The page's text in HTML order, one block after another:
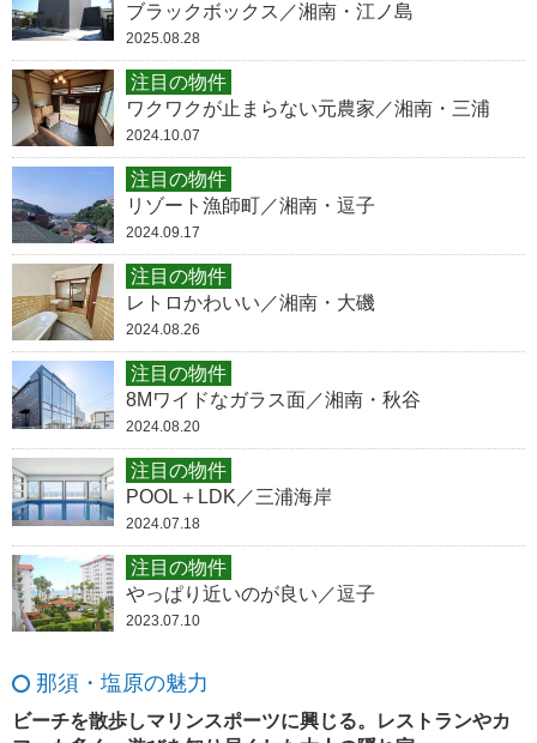
ブラックボックス／湘南・江ノ島
2025.08.28
注目の物件
ワクワクが止まらない元農家／湘南・三浦
2024.10.07
注目の物件
リゾート漁師町／湘南・逗子
2024.09.17
注目の物件
レトロかわいい／湘南・大磯
2024.08.26
注目の物件
8Mワイドなガラス面／湘南・秋谷
2024.08.20
注目の物件
POOL＋LDK／三浦海岸
2024.07.18
注目の物件
やっぱり近いのが良い／逗子
2023.07.10
那須・塩原の魅力
ビーチを散歩しマリンスポーツに興じる。レストランやカ